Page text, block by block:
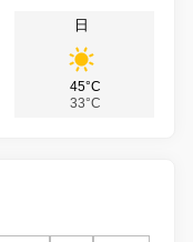
日
45°C
33°C